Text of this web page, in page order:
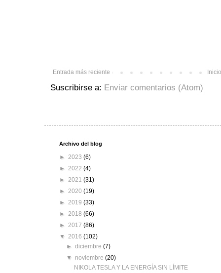
Entrada más reciente Inicio
Suscribirse a: Enviar comentarios (Atom)
Archivo del blog
► 2023 (6)
► 2022 (4)
► 2021 (31)
► 2020 (19)
► 2019 (33)
► 2018 (66)
► 2017 (86)
▼ 2016 (102)
►diciembre(7)
▼ noviembre(20)
NIKOLA TESLA Y LA ENERGÍA SIN LÍMITE